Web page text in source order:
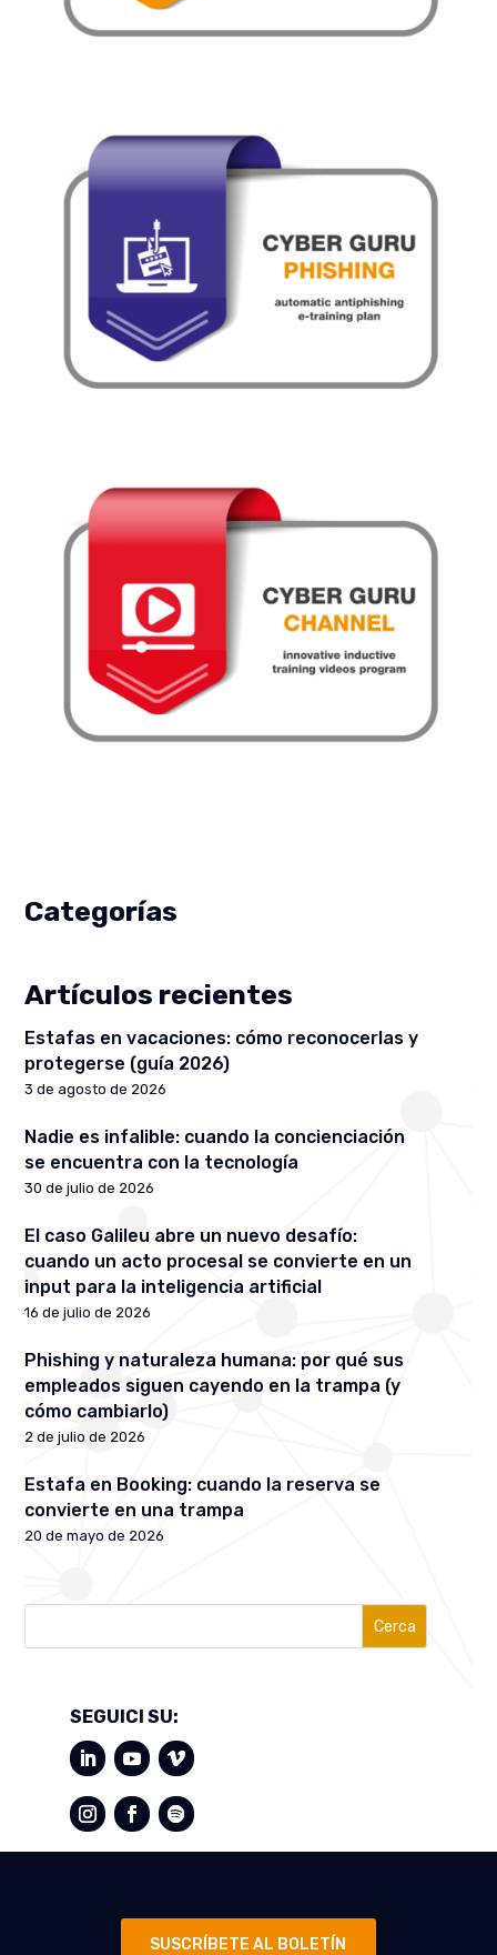
Categorías
Artículos recientes
Estafas en vacaciones: cómo reconocerlas y
protegerse (guía 2026)
3 de agosto de 2026
Nadie es infalible: cuando la concienciación
se encuentra con la tecnología
30 de julio de 2026
El caso Galileu abre un nuevo desafío:
cuando un acto procesal se convierte en un
input para la inteligencia artificial
16 de julio de 2026
Phishing y naturaleza humana: por qué sus
empleados siguen cayendo en la trampa (y
cómo cambiarlo)
2 de julio de 2026
Estafa en Booking: cuando la reserva se
convierte en una trampa
20 de mayo de 2026
Cerca
SEGUICI SU:
SUSCRÍBETE AL BOLETÍN